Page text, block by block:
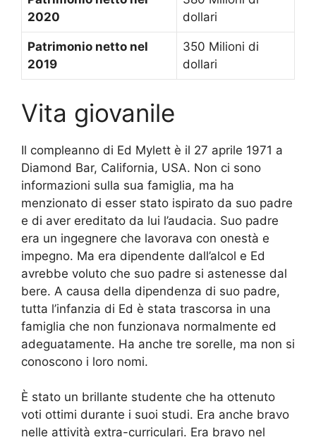
2020
dollari
Patrimonio netto nel
2019
350 Milioni di
dollari
Vita giovanile
Il compleanno di Ed Mylett è il 27 aprile 1971 a
Diamond Bar, California, USA. Non ci sono
informazioni sulla sua famiglia, ma ha
menzionato di esser stato ispirato da suo padre
e di aver ereditato da lui l’audacia. Suo padre
era un ingegnere che lavorava con onestà e
impegno. Ma era dipendente dall’alcol e Ed
avrebbe voluto che suo padre si astenesse dal
bere. A causa della dipendenza di suo padre,
tutta l’infanzia di Ed è stata trascorsa in una
famiglia che non funzionava normalmente ed
adeguatamente. Ha anche tre sorelle, ma non si
conoscono i loro nomi.
È stato un brillante studente che ha ottenuto
voti ottimi durante i suoi studi. Era anche bravo
nelle attività extra-curriculari. Era bravo nel